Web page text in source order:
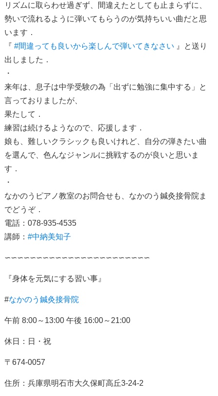
リズムに取らわせ過ぎず、間違えたとしても止まらずに、
勢いで流れるように弾いてもらうのが気持ちいい曲だと思
います．
『 #間違っても良いから楽しんで弾いてきなさい 』と送り
出しました．
・
来年は、息子は中学受験の為「出ずに勉強に集中する」と
言っておりましたが、
果たして．
練習は続けるようなので、応援します．
娘も、難しいクラシックも良いけれど、自分の弾きたい曲
を選んで、色んなジャンルに挑戦するのが良いと思いま
す．
・
なかのうピアノ教室のお問合せも、なかのう鍼灸接骨院ま
でどうぞ．
電話：078-935-4535
講師： #中納美知子
∽∽∽∽∽∽∽∽∽∽∽∽∽∽∽∽∽∽∽∽∽∽∽
『身体を元気にする習い事』
#なかのう鍼灸接骨院
午前8:00～ 13:00 午後 16:00～ 21:00
休日：日・祝
〒 674-0057
住所： 兵庫県明石市大久保町高丘3-24-2